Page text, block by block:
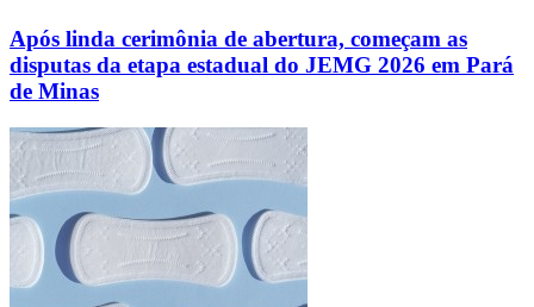
Após linda cerimônia de abertura, começam as
disputas da etapa estadual do JEMG 2026 em Pará
de Minas